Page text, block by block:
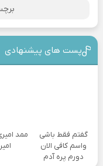
پست های پیشنهادی
گفتم فقط باشی
واسم کافی الان
دورم پره آدم
ممد